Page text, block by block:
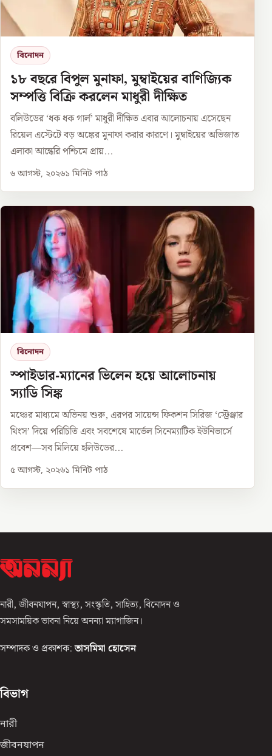
বিনোদন
১৮ বছরে বিপুল মুনাফা, মুম্বাইয়ের বাণিজ্যিক
সম্পত্তি বিক্রি করলেন মাধুরী দীক্ষিত
বলিউডের ‘ধক ধক গার্ল’ মাধুরী দীক্ষিত এবার আলোচনায় এসেছেন
রিয়েল এস্টেটে বড় অঙ্কের মুনাফা করার কারণে। মুম্বাইয়ের অভিজাত
এলাকা আন্ধেরি পশ্চিমে প্রায়...
৬ আগস্ট, ২০২৬১ মিনিট পাঠ
বিনোদন
স্পাইডার-ম্যানের ভিলেন হয়ে আলোচনায়
স্যাডি সিঙ্ক
মঞ্চের মাধ্যমে অভিনয় শুরু, এরপর সায়েন্স ফিকশন সিরিজ ‘স্ট্রেঞ্জার
থিংস’ দিয়ে পরিচিতি এবং সবশেষে মার্ভেল সিনেম্যাটিক ইউনিভার্সে
প্রবেশ—সব মিলিয়ে হলিউডের...
৫ আগস্ট, ২০২৬১ মিনিট পাঠ
নারী, জীবনযাপন, স্বাস্থ্য, সংস্কৃতি, সাহিত্য, বিনোদন ও
সমসাময়িক ভাবনা নিয়ে অনন্যা ম্যাগাজিন।
সম্পাদক ও প্রকাশক: তাসমিমা হোসেন
বিভাগ
নারী
জীবনযাপন